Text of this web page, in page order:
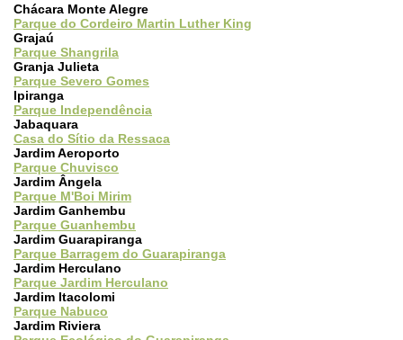
Chácara Monte Alegre
Parque do Cordeiro Martin Luther King
Grajaú
Parque Shangrila
Granja Julieta
Parque Severo Gomes
Ipiranga
Parque Independência
Jabaquara
Casa do Sítio da Ressaca
Jardim Aeroporto
Parque Chuvisco
Jardim Ângela
Parque M'Boi Mirim
Jardim Ganhembu
Parque Guanhembu
Jardim Guarapiranga
Parque Barragem do Guarapiranga
Jardim Herculano
Parque Jardim Herculano
Jardim Itacolomi
Parque Nabuco
Jardim Riviera